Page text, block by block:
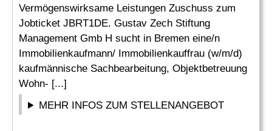
Vermögenswirksame Leistungen Zuschuss zum
Jobticket JBRT1DE. Gustav Zech Stiftung
Management Gmb H sucht in Bremen eine/n
Immobilienkaufmann/ Immobilienkauffrau (w/m/d)
kaufmännische Sachbearbeitung, Objektbetreuung
Wohn- [...]
MEHR INFOS ZUM STELLENANGEBOT